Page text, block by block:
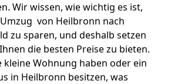
Wir wissen, wie wichtig es ist,
von Heilbronn nach
zu sparen, und deshalb setzen
die besten Preise zu bieten.
kleine Wohnung haben oder ein
in Heilbronn besitzen, was